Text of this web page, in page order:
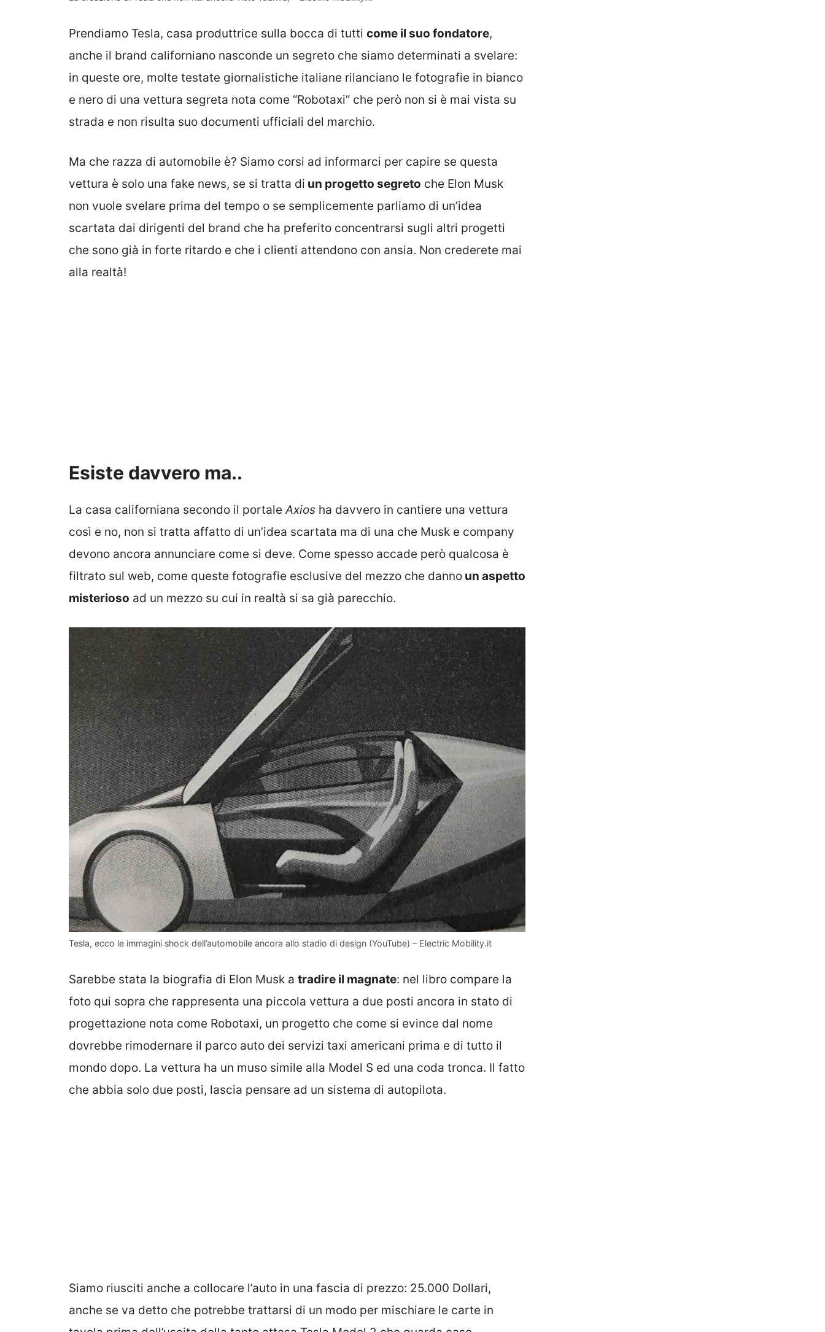
Prendiamo Tesla, casa produttrice sulla bocca di tutti come il suo fondatore,
anche il brand californiano nasconde un segreto che siamo determinati a svelare:
in queste ore, molte testate giornalistiche italiane rilanciano le fotografie in bianco
e nero di una vettura segreta nota come “Robotaxi” che però non si è mai vista su
strada e non risulta suo documenti ufficiali del marchio.
Ma che razza di automobile è? Siamo corsi ad informarci per capire se questa
vettura è solo una fake news, se si tratta di un progetto segreto che Elon Musk
non vuole svelare prima del tempo o se semplicemente parliamo di un’idea
scartata dai dirigenti del brand che ha preferito concentrarsi sugli altri progetti
che sono già in forte ritardo e che i clienti attendono con ansia. Non crederete mai
alla realtà!
Esiste davvero ma..
La casa californiana secondo il portaleAxios ha davvero in cantiere una vettura
così e no, non si tratta affatto di un’idea scartata ma di una che Musk e company
devono ancora annunciare come si deve. Come spesso accade però qualcosa è
filtrato sul web, come queste fotografie esclusive del mezzo che danno un aspetto
misterioso ad un mezzo su cui in realtà si sa già parecchio.
Tesla, ecco le immagini shock dell’automobile ancora allo stadio di design (YouTube) – Electric Mobility.it
Sarebbe stata la biografia di Elon Musk a tradire il magnate: nel libro compare la
foto qui sopra che rappresenta una piccola vettura a due posti ancora in stato di
progettazione nota come Robotaxi, un progetto che come si evince dal nome
dovrebbe rimodernare il parco auto dei servizi taxi americani prima e di tutto il
mondo dopo. La vettura ha un muso simile alla Model S ed una coda tronca. Il fatto
che abbia solo due posti, lascia pensare ad un sistema di autopilota.
Siamo riusciti anche a collocare l’auto in una fascia di prezzo: 25.000 Dollari,
anche se va detto che potrebbe trattarsi di un modo per mischiare le carte in